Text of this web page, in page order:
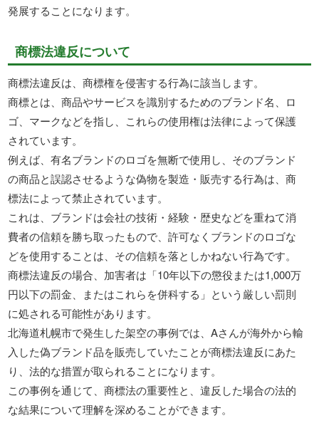
発展することになります。
商標法違反について
商標法違反は、商標権を侵害する行為に該当します。
商標とは、商品やサービスを識別するためのブランド名、ロ
ゴ、マークなどを指し、これらの使用権は法律によって保護
されています。
例えば、有名ブランドのロゴを無断で使用し、そのブランド
の商品と誤認させるような偽物を製造・販売する行為は、商
標法によって禁止されています。
これは、ブランドは会社の技術・経験・歴史などを重ねて消
費者の信頼を勝ち取ったもので、許可なくブランドのロゴな
どを使用することは、その信頼を落としかねない行為です。
商標法違反の場合、加害者は「10年以下の懲役または1,000万
円以下の罰金、またはこれらを併科する」という厳しい罰則
に処される可能性があります。
北海道札幌市で発生した架空の事例では、Aさんが海外から輸
入した偽ブランド品を販売していたことが商標法違反にあた
り、法的な措置が取られることになります。
この事例を通じて、商標法の重要性と、違反した場合の法的
な結果について理解を深めることができます。